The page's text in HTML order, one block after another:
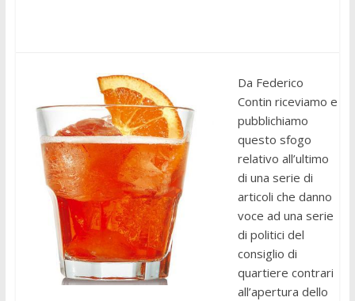
Da Federico
Contin riceviamo e
pubblichiamo
questo sfogo
relativo all’ultimo
di una serie di
articoli che danno
voce ad una serie
di politici del
consiglio di
quartiere contrari
all’apertura dello